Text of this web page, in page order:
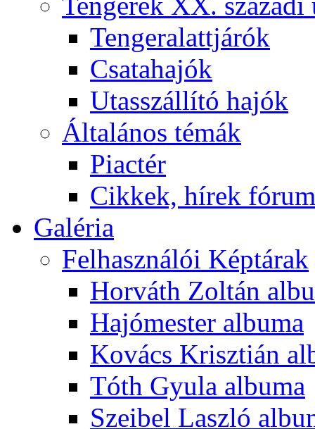
Tengeralattjárók
Csatahajók
Utasszállító hajók
Általános témák
Piactér
Cikkek, hírek
Galéria
Felhasználói Képtárak
Horváth Zoltán
Hajómester albuma
Kovács Krisztián
Tóth Gyula albuma
Szeibel Laszló